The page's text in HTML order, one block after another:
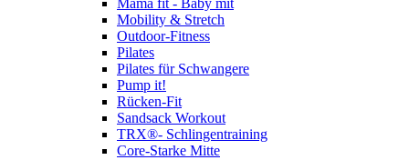
Mama fit - Baby mit
Mobility & Stretch
Outdoor-Fitness
Pilates
Pilates für Schwangere
Pump it!
Rücken-Fit
Sandsack Workout
TRX®- Schlingentraining
Core-Starke Mitte